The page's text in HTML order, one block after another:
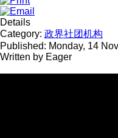
Details
Category: 政界社团机构
Published: Monday, 14
Written by Eager